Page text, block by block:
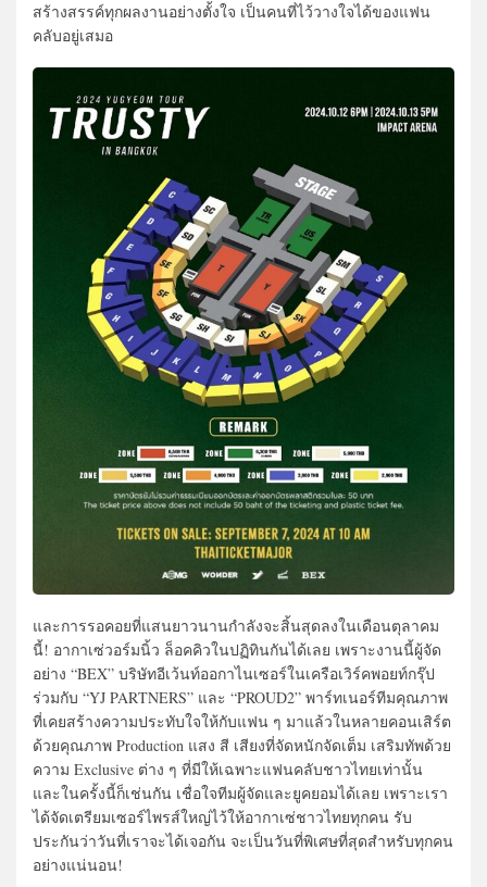
สร้างสรรค์ทุกผลงานอย่างตั้งใจ เป็นคนที่ไว้วางใจได้ของแฟน
คลับอยู่เสมอ
และการรอคอยที่แสนยาวนานกำลังจะสิ้นสุดลงในเดือนตุลาคม
นี้! อากาเซ่วอร์มนิ้ว ล็อคคิวในปฏิทินกันได้เลย เพราะงานนี้ผู้จัด
อย่าง “BEX” บริษัทอีเว้นท์ออกาไนเซอร์ในเครือเวิร์คพอยท์กรุ๊ป
ร่วมกับ “YJ PARTNERS” และ “PROUD2” พาร์ทเนอร์ทีมคุณภาพ
ที่เคยสร้างความประทับใจให้กับแฟน ๆ มาแล้วในหลายคอนเสิร์ต
ด้วยคุณภาพ Production แสง สี เสียงที่จัดหนักจัดเต็ม เสริมทัพด้วย
ความ Exclusive ต่าง ๆ ที่มีให้เฉพาะแฟนคลับชาวไทยเท่านั้น
และในครั้งนี้ก็เช่นกัน เชื่อใจทีมผู้จัดและยูคยอมได้เลย เพราะเรา
ได้จัดเตรียมเซอร์ไพรส์ใหญ่ไว้ให้อากาเซ่ชาวไทยทุกคน รับ
ประกันว่าวันที่เราจะได้เจอกัน จะเป็นวันที่พิเศษที่สุดสำหรับทุกคน
อย่างแน่นอน!